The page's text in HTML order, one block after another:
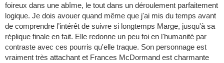
foireux dans une abîme, le tout dans un déroulement parfaitement
logique. Je dois avouer quand même que j'ai mis du temps avant
de comprendre l’intérêt de suivre si longtemps Marge, jusqu'à sa
réplique finale en fait. Elle redonne un peu foi en l'humanité par
contraste avec ces pourris qu'elle traque. Son personnage est
vraiment très attachant et Frances McDormand est charmante